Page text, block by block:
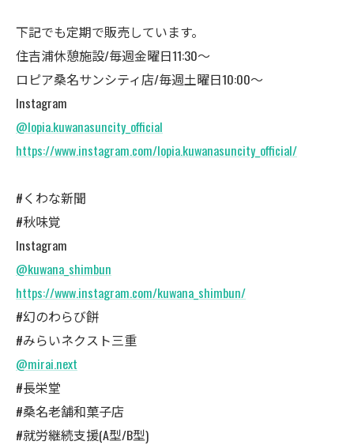
下記でも定期で販売しています。
住吉浦休憩施設/毎週金曜日11:30～
ロピア桑名サンシティ店/毎週土曜日10:00～
Instagram
@lopia.kuwanasuncity_official
https://www.instagram.com/lopia.kuwanasuncity_official/
#くわな新聞
#秋味覚
Instagram
@kuwana_shimbun
https://www.instagram.com/kuwana_shimbun/
#幻のわらび餅
#みらいネクスト三重
@mirai.next
#長栄堂
#桑名老舗和菓子店
#就労継続支援(A型/B型)